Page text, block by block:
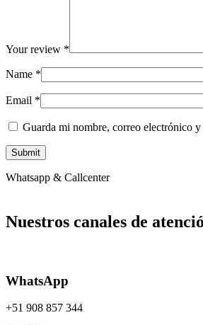
Your review *
Name *
Email *
Guarda mi nombre, correo electrónico
Whatsapp & Callcenter
Nuestros canales de
WhatsApp
+51 908 857 344